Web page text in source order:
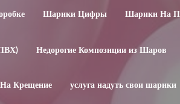
Шарики Цифры Шарики На
Недорогие Композиции из Шаров
Крещение услуга надуть свои шарики